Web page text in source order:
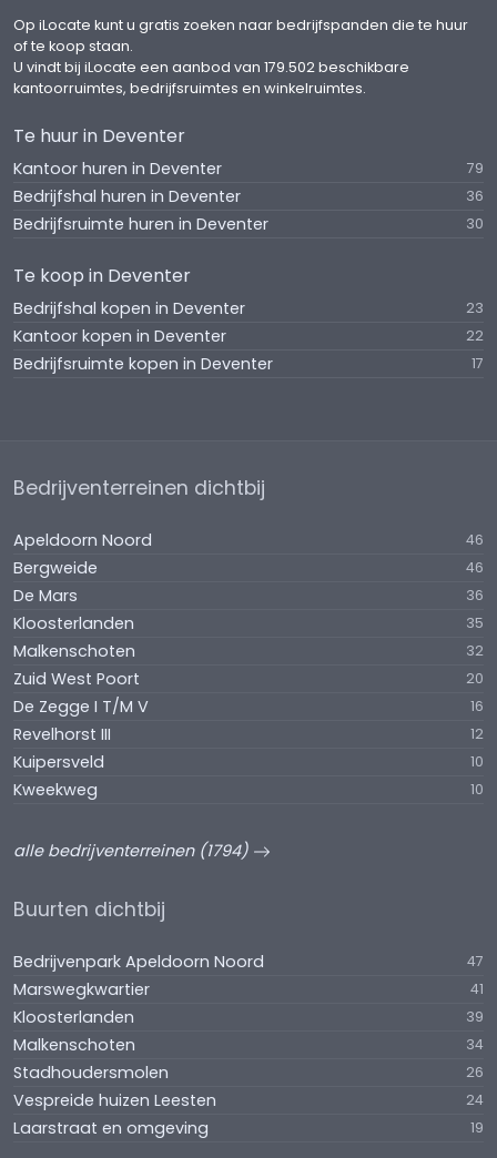
Op iLocate kunt u gratis zoeken naar bedrijfspanden die te huur
of te koop staan.
U vindt bij iLocate een aanbod van 179.502 beschikbare
kantoorruimtes, bedrijfsruimtes en winkelruimtes.
Te huur in Deventer
Kantoor huren in Deventer 79
Bedrijfshal huren in Deventer 36
Bedrijfsruimte huren in Deventer 30
Te koop in Deventer
Bedrijfshal kopen in Deventer 23
Kantoor kopen in Deventer 22
Bedrijfsruimte kopen in Deventer 17
Bedrijventerreinen dichtbij
Apeldoorn Noord 46
Bergweide 46
De Mars 36
Kloosterlanden 35
Malkenschoten 32
Zuid West Poort 20
De Zegge I T/M V 16
Revelhorst III 12
Kuipersveld 10
Kweekweg 10
alle bedrijventerreinen (1794)
Buurten dichtbij
Bedrijvenpark Apeldoorn Noord 47
Marswegkwartier 41
Kloosterlanden 39
Malkenschoten 34
Stadhoudersmolen 26
Vespreide huizen Leesten 24
Laarstraat en omgeving 19